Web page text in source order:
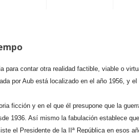
contar otra realidad factible, viable o
por Aub está localizado en el año 1956, y
ficción y en el que él presupone que la
1936. Así mismo la fabulación establece
el Presidente de la IIª República en esos